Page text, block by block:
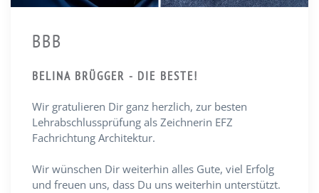
BBB
BELINA BRÜGGER - DIE BESTE!
Wir gratulieren Dir ganz herzlich, zur besten
Lehrabschlussprüfung als Zeichnerin EFZ
Fachrichtung Architektur.
Wir wünschen Dir weiterhin alles Gute, viel Erfolg
und freuen uns, dass Du uns weiterhin unterstützt.